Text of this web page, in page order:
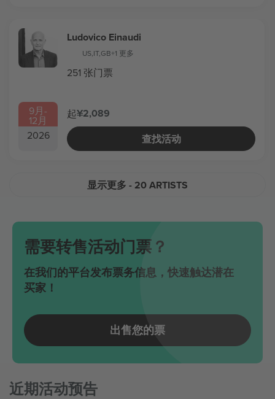
9月-
12月
2026
Ludovico Einaudi
US,IT,GB+1 更多
251 张门票
起¥2,089
查找活动
显示更多 - 20 ARTISTS
需要转售活动门票？
在我们的平台发布票务信息，快速触达潜在
买家！
出售您的票
近期活动预告